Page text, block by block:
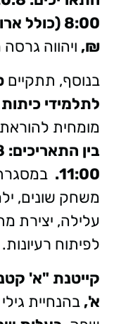
8:00 (כולל ארוחת בוקר),
₪, ויהווה
בנוסף, תתקיים
לתלמידי
מומחית
11:00.
משחק שונים,
עלילה, יצירת
לפיתוח רעיונות.
קייטנת "א'
א', בהנחיית